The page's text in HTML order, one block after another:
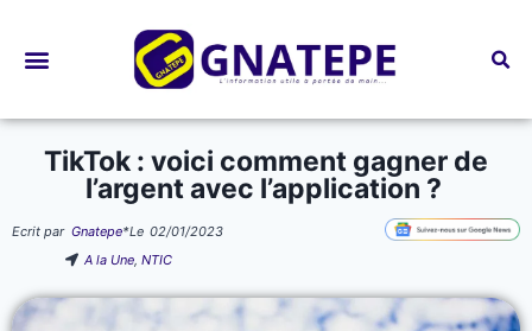
TikTok : voici comment gagner de
l’argent avec l’application ?
Ecrit par Gnatepe*Le 02/01/2023
A la Une,NTIC